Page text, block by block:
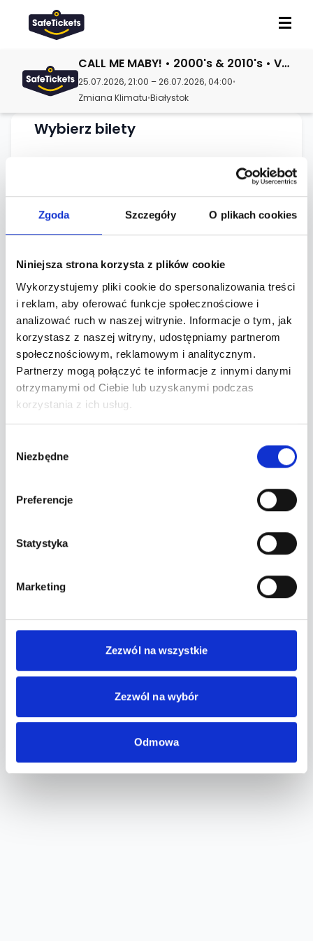
Zgoda Szczegóły O plikach cookies
Niniejsza strona korzysta z plików cookie
Wykorzystujemy pliki cookie do spersonalizowania treści
i reklam, aby oferować funkcje społecznościowe i
analizować ruch w naszej witrynie. Informacje o tym, jak
korzystasz z naszej witryny, udostępniamy partnerom
społecznościowym, reklamowym i analitycznym.
Partnerzy mogą połączyć te informacje z innymi danymi
otrzymanymi od Ciebie lub uzyskanymi podczas
korzystania z ich usług.
zgody
Niezbędne
Preferencje
Statystyka
Marketing
Zezwól na wszystkie
Zezwól na wybór
Odmowa
CALL ME MABY! • 2000's & 2010's • VERO
25.07.2026, 21:00 – 26.07.2026, 04:00•
Zmiana Klimatu•Białystok
Wybierz bilety
O wydarzeniu
Lokalizacja
Twoje zamówienie
Wydarzenie zakończone